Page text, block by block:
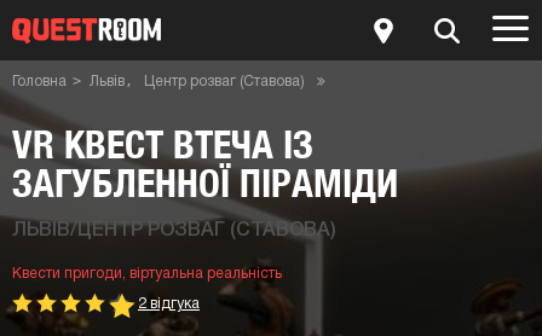
Головна Львів
Центр розваг (Ставова)
Віртуальна реальність
VR КВЕСТ ВТЕЧА ІЗ
ЗАГУБЛЕННОЇ ПІРАМІДИ
ЛЬВІВ/ЦЕНТР РОЗВАГ (СТАВОВА)
Квести пригоди, віртуальна реальність
2 відгука